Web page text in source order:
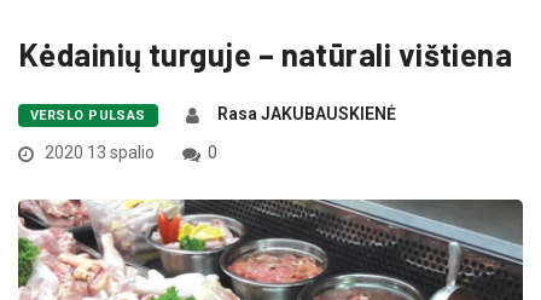
Kėdainių turguje – natūrali vištiena
VERSLO PULSAS
Rasa JAKUBAUSKIENĖ
2020 13 spalio
0